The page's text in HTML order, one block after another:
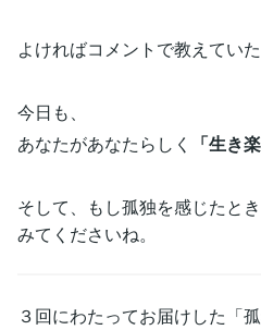
よければコメントで教えてい
今日も、
あなたがあなたらしく
「生き楽
そして、もし孤独を感じたと
みてくださいね。
３回にわたってお届けした「